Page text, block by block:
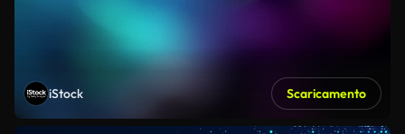
iStock Scaricamento